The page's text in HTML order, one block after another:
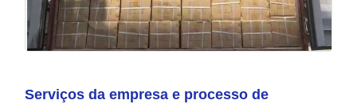
Serviços da empresa e processo de